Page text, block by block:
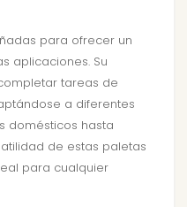
para ofrecer un
aplicaciones. Su
tareas de
a diferentes
domésticos hasta
de estas paletas
para cualquier